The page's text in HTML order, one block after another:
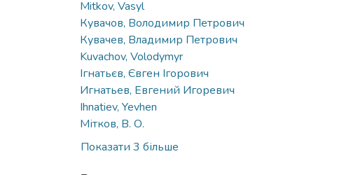
Mitkov, Vasyl
Кувачов, Володимир Петрович
Кувачев, Владимир Петрович
Kuvachov, Volodymyr
Ігнатьєв, Євген Ігорович
Игнатьев, Евгений Игоревич
Ihnatiev, Yevhen
Мітков, В. О.
Показати 3 більше